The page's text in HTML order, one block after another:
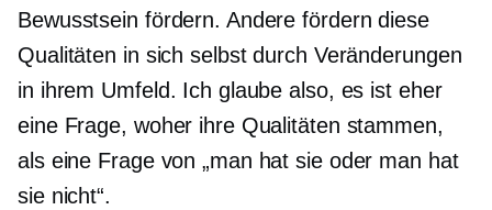
Bewusstsein fördern. Andere fördern diese
Qualitäten in sich selbst durch Veränderungen
in ihrem Umfeld. Ich glaube also, es ist eher
eine Frage, woher ihre Qualitäten stammen,
als eine Frage von „man hat sie oder man hat
sie nicht“.